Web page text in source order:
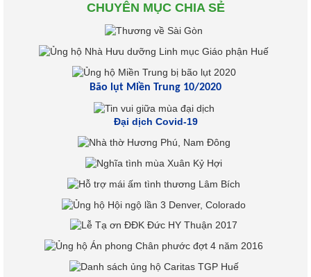
CHUYÊN MỤC CHIA SẺ
Bão lụt Miền Trung 10/2020
Đại dịch Covid-19